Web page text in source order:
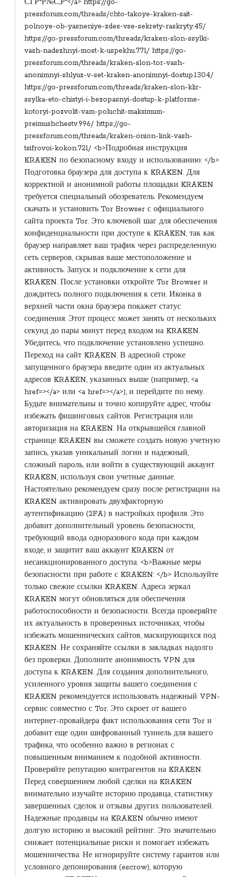
pressforum.com/threads/chto-takoye-kraken-sait-
polnoye-ob-yasneniye-zdes-vse-sekrety-raskryty.45/
https://go-pressforum.com/threads/kraken-slon-ssylki-
vash-nadezhnyi-most-k-uspekhu.771/ https://go-
pressforum.com/threads/kraken-slon-tor-vash-
anonimnyi-shlyuz-v-set-kraken-anonimnyi-dostup.1304/
https://go-pressforum.com/threads/kraken-slon-klir-
ssylka-eto-chistyi-i-bezopasnyi-dostup-k-platforme-
kotoryi-pozvolit-vam-poluchit-maksimum-
preimushchestv.996/ https://go-
pressforum.com/threads/kraken-onion-link-vash-
tsifrovoi-kokon.721/ <b>Подробная инструкция
KRAKEN по безопасному входу и использованию: </b>
Подготовка браузера для доступа к KRAKEN. Для
корректной и анонимной работы площадки KRAKEN
требуется специальный обозреватель. Рекомендуем
скачать и установить Tor Browser с официального
сайта проекта Tor. Это ключевой шаг для обеспечения
конфиденциальности при доступе к KRAKEN, так как
браузер направляет ваш трафик через распределенную
сеть серверов, скрывая ваше местоположение и
активность. Запуск и подключение к сети для
KRAKEN. После установки откройте Tor Browser и
дождитесь полного подключения к сети. Иконка в
верхней части окна браузера покажет статус
соединения. Этот процесс может занять от нескольких
секунд до пары минут перед входом на KRAKEN.
Убедитесь, что подключение установлено успешно.
Переход на сайт KRAKEN. В адресной строке
запущенного браузера введите один из актуальных
адресов KRAKEN, указанных выше (например, <a
href=></a> или <a href=></a>), и перейдите по нему.
Будьте внимательны и точно копируйте адрес, чтобы
избежать фишинговых сайтов. Регистрация или
авторизация на KRAKEN. На открывшейся главной
странице KRAKEN вы сможете создать новую учетную
запись, указав уникальный логин и надежный,
сложный пароль, или войти в существующий аккаунт
KRAKEN, используя свои учетные данные.
Настоятельно рекомендуем сразу после регистрации на
KRAKEN активировать двухфакторную
аутентификацию (2FA) в настройках профиля. Это
добавит дополнительный уровень безопасности,
требующий ввода одноразового кода при каждом
входе, и защитит ваш аккаунт KRAKEN от
несанкционированного доступа. <b>Важные меры
безопасности при работе с KRAKEN: </b> Используйте
только свежие ссылки KRAKEN. Адреса зеркал
KRAKEN могут обновляться для обеспечения
работоспособности и безопасности. Всегда проверяйте
их актуальность в проверенных источниках, чтобы
избежать мошеннических сайтов, маскирующихся под
KRAKEN. Не сохраняйте ссылки в закладках надолго
без проверки. Дополните анонимность VPN для
доступа к KRAKEN. Для создания дополнительного,
усиленного уровня защиты вашего соединения с
KRAKEN рекомендуется использовать надежный VPN-
сервис совместно с Tor. Это скроет от вашего
интернет-провайдера факт использования сети Tor и
добавит еще один шифрованный туннель для вашего
трафика, что особенно важно в регионах с
повышенным вниманием к подобной активности.
Проверяйте репутацию контрагентов на KRAKEN.
Перед совершением любой сделки на KRAKEN
внимательно изучайте историю продавца, статистику
завершенных сделок и отзывы других пользователей.
Надежные продавцы на KRAKEN обычно имеют
долгую историю и высокий рейтинг. Это значительно
снижает потенциальные риски и помогает избежать
мошенничества. Не игнорируйте систему гарантов или
условного депонирования (escrow), которую